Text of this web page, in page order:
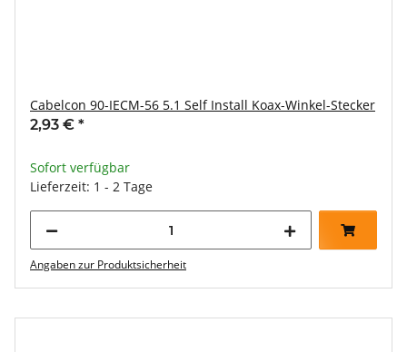
Cabelcon 90-IECM-56 5.1 Self Install Koax-Winkel-Stecker
2,93 € *
Sofort verfügbar
Lieferzeit: 1 - 2 Tage
Angaben zur Produktsicherheit